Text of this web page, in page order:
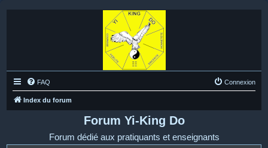
FAQ Connexion
Index du forum
Forum Yi-King Do
Forum dédié aux pratiquants et enseignants